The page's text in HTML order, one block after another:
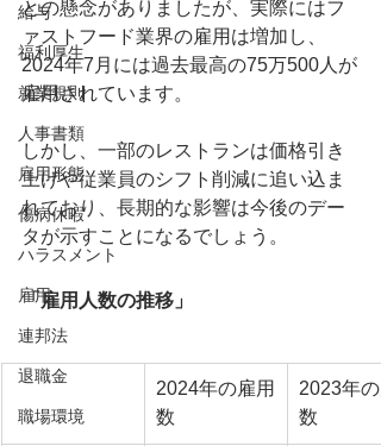
給与
福利厚生
就業規則
人事書類
雇用形態
傷病休暇
ハラスメント
雇用
連邦法
退職金
職場環境
との懸念がありましたが、実際にはフ
ァストフード業界の雇用は増加し、
2024年7月には過去最高の75万500人が
雇用されています。
しかし、一部のレストランは価格引き
上げや従業員のシフト削減に追い込ま
れており、長期的な影響は今後のデー
タが示すことになるでしょう。
「雇用人数の推移」
2024年の雇用
数
2023年の
数